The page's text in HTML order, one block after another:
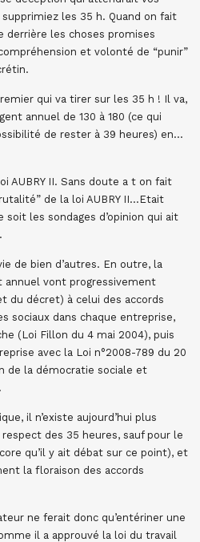
les 35 h. Quand on fait
derrière les choses promises
et volonté de “punir”
qui va tirer sur les 35 h ! Il va,
annuel de 130 à 180 (ce qui
de rester à 39 heures) en…
AUBRY II. Sans doute a t on fait
de la loi AUBRY II…Etait
les sondages d’opinion qui ait
de bien d’autres. En outre, la
vont progressivement
du décret) à celui des accords
sociaux dans chaque entreprise,
(Loi Fillon du 4 mai 2004), puis
avec la Loi n°2008-789 du 20
de la démocratie sociale et
il n’existe aujourd’hui plus
des 35 heures, sauf pour le
qu’il y ait débat sur ce point), et
la floraison des accords
ne ferait donc qu’entériner une
il a approuvé la loi du travail